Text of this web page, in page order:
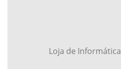
Loja de Informática